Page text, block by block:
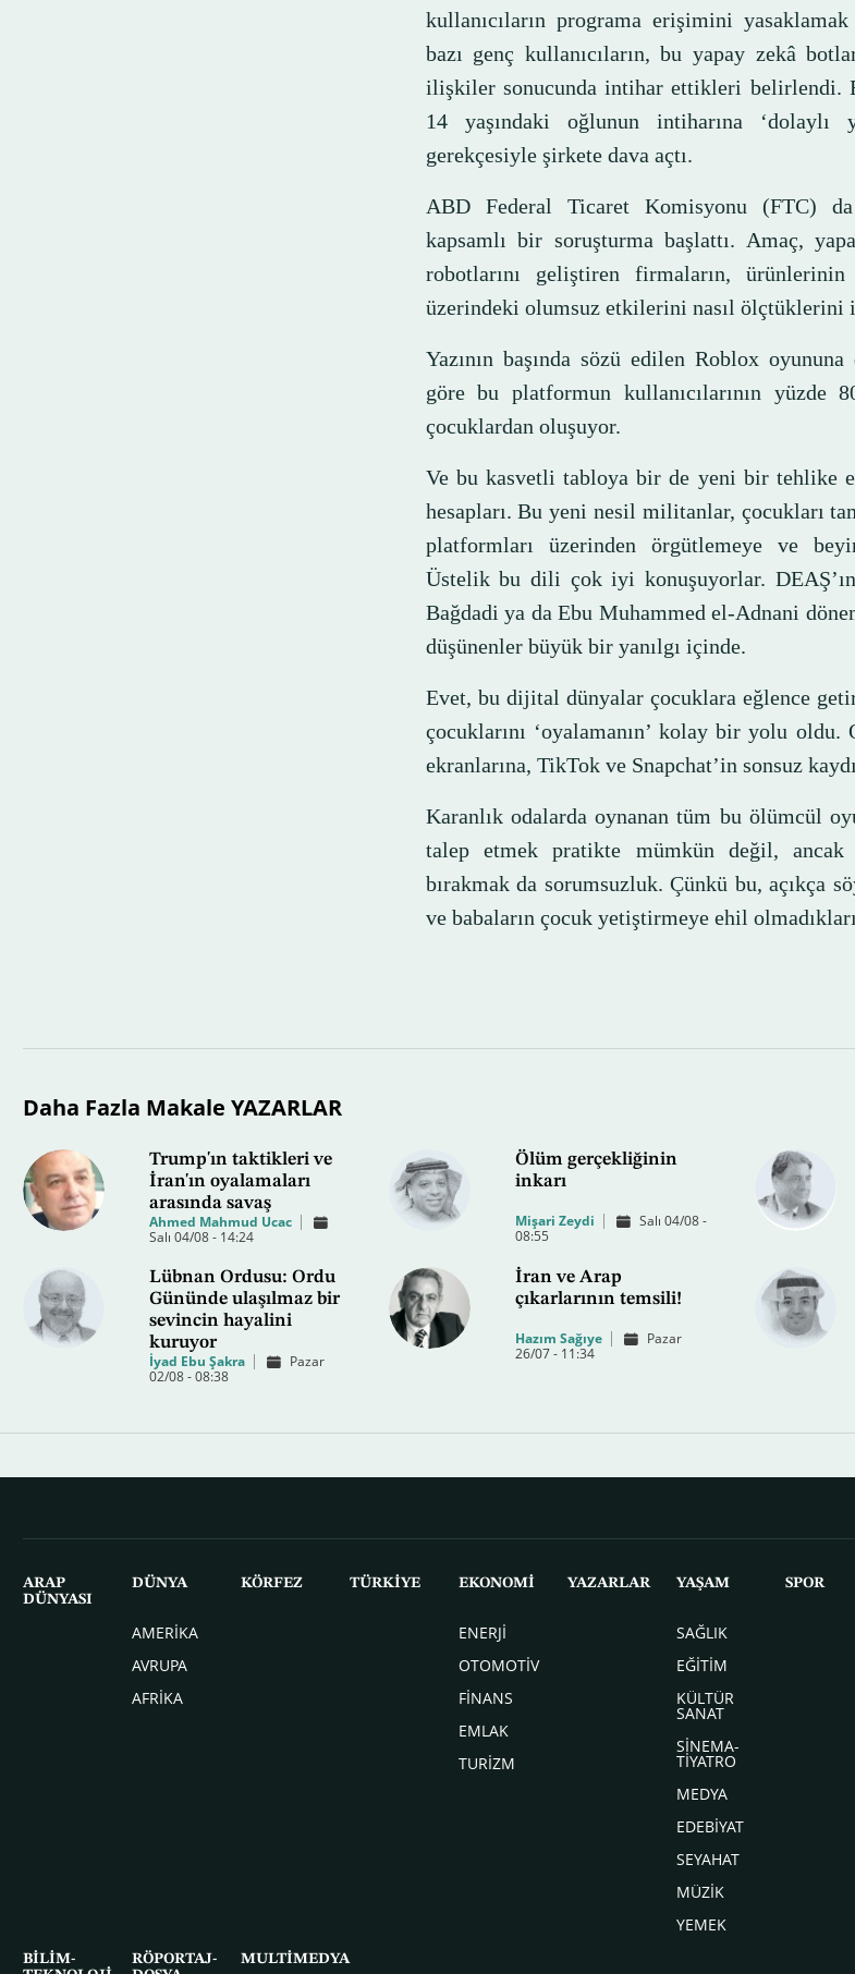
kullanıcıların programa erişimini
bazı genç kullanıcıların, bu yapay zekâ
ilişkiler sonucunda intihar ettikleri belirlendi.
14 yaşındaki oğlunun intiharına ‘dolaylı
gerekçesiyle şirkete dava açtı.
ABD Federal Ticaret Komisyonu (FTC)
kapsamlı bir soruşturma başlattı. Amaç,
robotlarını geliştiren firmaların,
üzerindeki olumsuz etkilerini nasıl ölçtüklerini
Yazının başında sözü edilen Roblox
göre bu platformun kullanıcılarının yüzde
çocuklardan oluşuyor.
Ve bu kasvetli tabloya bir de yeni bir tehlike
hesapları. Bu yeni nesil militanlar, çocukları
platformları üzerinden örgütlemeye ve
Üstelik bu dili çok iyi konuşuyorlar.
Bağdadi ya da Ebu Muhammed el-Adnani
düşünenler büyük bir yanılgı içinde.
Evet, bu dijital dünyalar çocuklara eğlence
çocuklarını ‘oyalamanın’ kolay bir yolu
ekranlarına, TikTok ve Snapchat’in sonsuz
Karanlık odalarda oynanan tüm bu ölümcül
talep etmek pratikte mümkün değil, ancak
bırakmak da sorumsuzluk. Çünkü bu, açıkça
ve babaların çocuk yetiştirmeye ehil
Daha Fazla Makale YAZARLAR
Trump'ın taktikleri ve
İran'ın oyalamaları
arasında savaş
Ahmed Mahmud Ucac
Salı 04/08 - 14:24
Ölüm gerçekliğinin
inkarı
Mişari Zeydi
Salı 04/08 -
08:55
Lübnan Ordusu: Ordu
Gününde ulaşılmaz bir
sevincin hayalini
kuruyor
İyad Ebu Şakra
Pazar
02/08 - 08:38
İran ve Arap
çıkarlarının temsili!
Hazım Sağıye
Pazar
26/07 - 11:34
ARAP
DÜNYASI
DÜNYA
AMERİKA
AVRUPA
AFRİKA
KÖRFEZ TÜRKİYE EKONOMİ
ENERJİ
OTOMOTİV
FİNANS
EMLAK
TURİZM
YAZARLAR YAŞAM
SAĞLIK
EĞİTİM
KÜLTÜR
SANAT
SİNEMA-
TİYATRO
MEDYA
EDEBİYAT
SEYAHAT
MÜZİK
YEMEK
SPOR
BİLİM-
RÖPORTAJ-
MULTİMEDYA